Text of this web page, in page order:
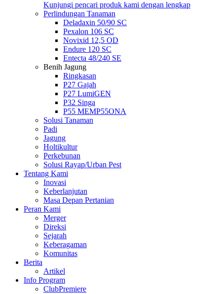
Kunjungi pencari produk kami dengan lengkap
Perlindungan Tanaman
Deladaxin 50/90 SC
Pexalon 106 SC
Novixid 12,5 OD
Endure 120 SC
Entecta 48/240 SE
Benih Jagung
Ringkasan
P27 Gajah
P27 LumiGEN
P32 Singa
P55 MEMP55ONA
Solusi Tanaman
Padi
Jagung
Holtikultur
Perkebunan
Solusi Rayap/Urban Pest
Tentang Kami
Inovasi
Keberlanjutan
Masa Depan Pertanian
Peran Kami
Merger
Direksi
Sejarah
Keberagaman
Komunitas
Berita
Artikel
Info Program
ClubPremiere